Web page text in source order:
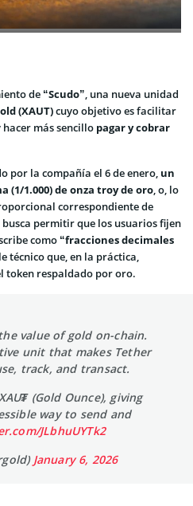
de “Scudo”, una nueva unidad
(XAUT)cuyo objetivo es facilitar
más sencillo pagar y cobrar
por la compañía el 6 de enero, un
(1/1.000) de onza troy de oro, o, lo
correspondiente de
busca permitir que los usuarios fijen
como “fracciones decimales
técnico que, en la práctica,
token respaldado por oro.
value of gold on-chain.
unit that makes Tether
track, and transact.
(Gold Ounce), giving
way to send and
JLbhuUYTk2
January 6, 2026